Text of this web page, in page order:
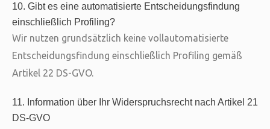
10. Gibt es eine automatisierte Entscheidungsfindung
einschließlich Profiling?
Wir nutzen grundsätzlich keine vollautomatisierte
Entscheidungsfindung einschließlich Profiling gemäß
Artikel 22 DS-GVO.
11. Information über Ihr Widerspruchsrecht nach Artikel 21
DS-GVO